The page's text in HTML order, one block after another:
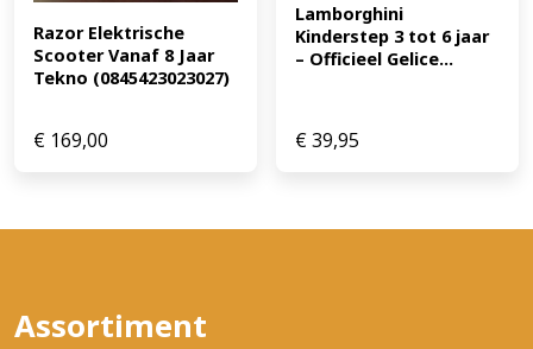
Razor Elektrische
Scooter Vanaf 8 Jaar
Tekno (0845423023027)
€ 169,00
Lamborghini
Kinderstep 3 tot 6 jaar
– Officieel Gelice...
€39,95
Assortiment